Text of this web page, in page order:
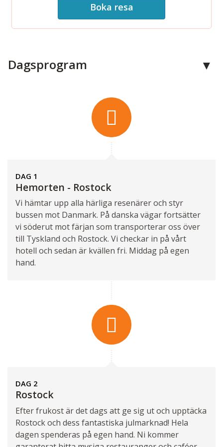
Boka resa
Telefon:
info@skaraborgsresor.se
Skaraborgsresor
521 75
Kontaktformulär Ring oss
Dagsprogram
DAG 1
Hemorten - Rostock
Vi hämtar upp alla härliga resenärer och styr
bussen mot Danmark. På danska vägar fortsätter
vi söderut mot färjan som transporterar oss över
till Tyskland och Rostock. Vi checkar in på vårt
hotell och sedan är kvällen fri. Middag på egen
hand.
DAG 2
Rostock
Efter frukost är det dags att ge sig ut och upptäcka
Rostock och dess fantastiska julmarknad! Hela
dagen spenderas på egen hand. Ni kommer